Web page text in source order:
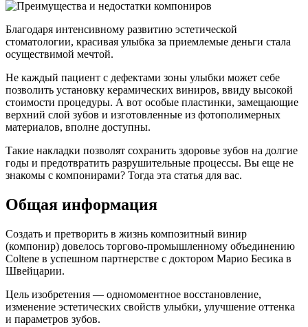
Благодаря интенсивному развитию эстетической
стоматологии, красивая улыбка за приемлемые деньги стала
осуществимой мечтой.
Не каждый пациент с дефектами зоны улыбки может себе
позволить установку керамических виниров, ввиду высокой
стоимости процедуры. А вот особые пластинки, замещающие
верхний слой зубов и изготовленные из фотополимерных
материалов, вполне доступны.
Такие накладки позволят сохранить здоровье зубов на долгие
годы и предотвратить разрушительные процессы. Вы еще не
знакомы с компонирами? Тогда эта статья для вас.
Общая информация
Создать и претворить в жизнь композитный винир
(компонир) довелось торгово-промышленному объединению
Coltene в успешном партнерстве с доктором Марио Бесика в
Швейцарии.
Цель изобретения — одномоментное восстановление,
изменение эстетических свойств улыбки, улучшение оттенка
и параметров зубов.